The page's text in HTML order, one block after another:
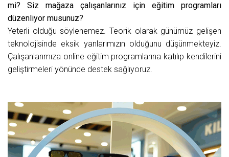
mi? Siz mağaza çalışanlarınız için eğitim programları
düzenliyor musunuz?
Yeterli olduğu söylenemez. Teorik olarak günümüz gelişen
teknolojisinde eksik yanlarımızın olduğunu düşünmekteyiz.
Çalışanlarımıza online eğitim programlarına katılıp kendilerini
geliştirmeleri yönünde destek sağlıyoruz.